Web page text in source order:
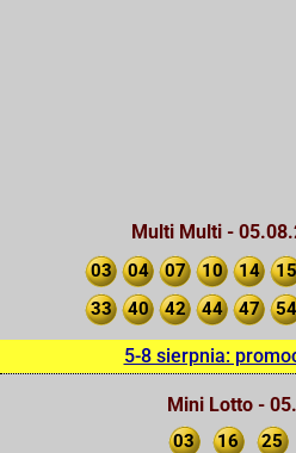
Multi Multi -
03 04 07 10 14 15
33
40 42 44 47 54
5-8 sierpnia:
Mini Lotto -
03 16 25